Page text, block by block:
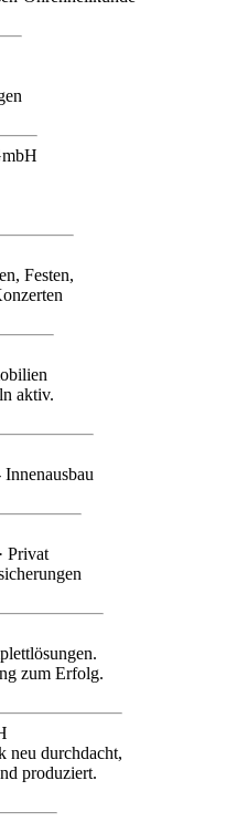
Festen,
aktiv.
Privat
zum Erfolg.
neu durchdacht,
produziert.